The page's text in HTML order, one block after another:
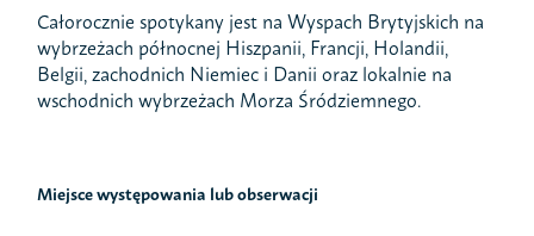
Całorocznie spotykany jest na Wyspach Brytyjskich na
wybrzeżach północnej Hiszpanii, Francji, Holandii,
Belgii, zachodnich Niemiec i Danii oraz lokalnie na
wschodnich wybrzeżach Morza Śródziemnego.
Miejsce występowania lub obserwacji